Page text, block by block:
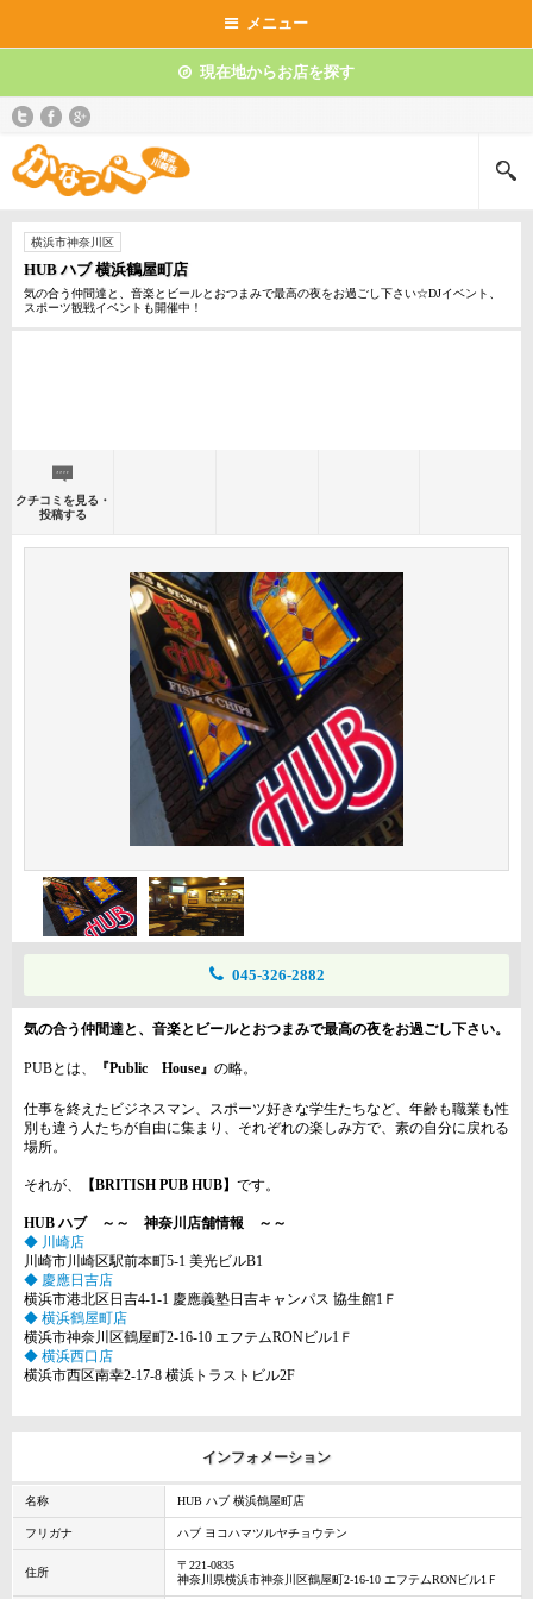
メニュー
現在地からお店を探す
横浜市神奈川区
HUB ハブ 横浜鶴屋町店
気の合う仲間達と、音楽とビールとおつまみで最高の夜をお過ごし下さい☆DJイベント、
スポーツ観戦イベントも開催中！
クチコミを見る・
投稿する
045-326-2882
気の合う仲間達と、音楽とビールとおつまみで最高の夜をお過ごし下さい。
PUBとは、 『Public House』 の略。
仕事を終えたビジネスマン、スポーツ好きな学生たちなど、年齢も職業も性
別も違う人たちが自由に集まり、それぞれの楽しみ方で、素の自分に戻れる
場所。
それが、 【BRITISH PUB HUB】 です。
HUB ハブ ～～ 神奈川店舗情報 ～～
◆ 川崎店
川崎市川崎区駅前本町5-1 美光ビルB1
◆ 慶應日吉店
横浜市港北区日吉4-1-1 慶應義塾日吉キャンパス 協生館1Ｆ
◆ 横浜鶴屋町店
横浜市神奈川区鶴屋町2-16-10 エフテムRONビル1Ｆ
◆ 横浜西口店
横浜市西区南幸2-17-8 横浜トラストビル2F
インフォメーション
名称 HUB ハブ 横浜鶴屋町店
フリガナ ハブ ヨコハマツルヤチョウテン
住所
〒221-0835
神奈川県横浜市神奈川区鶴屋町2-16-10 エフテムRONビル1Ｆ